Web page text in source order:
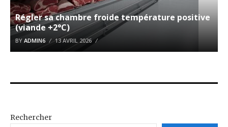
Régler sa chambre froide température positive
(viande +2°C)
BY ADMIN6 13 AVRIL 2026
Rechercher